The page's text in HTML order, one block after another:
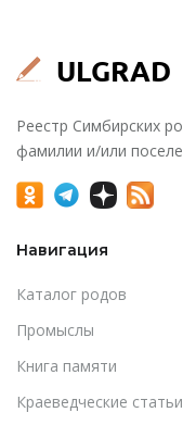
Реестр Симбирских
фамилии и/или
Навигация
Каталог родов
Промыслы
Книга памяти
Краеведческие статьи